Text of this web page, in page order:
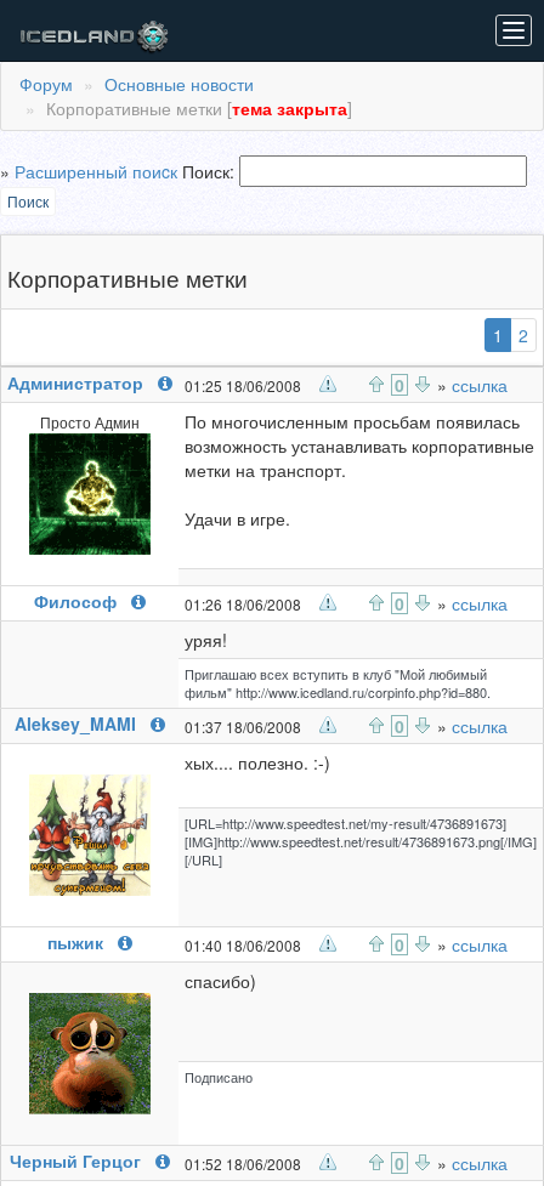
Форум
Основные новости
Корпоративные метки [тема закрыта]
» Расширенный поиcк Поиск:
Поиск
Корпоративные метки
1
2
Администратор
01:25 18/06/2008 0 » ссылка
Просто Админ
По многочисленным просьбам появилась
возможность устанавливать корпоративные
метки на транспорт.
Удачи в игре.
Философ 01:26 18/06/2008 0 » ссылка
уряя!
Приглашаю всех вступить в клуб "Мой любимый
фильм" http://www.icedland.ru/corpinfo.php?id=880.
Aleksey_MAMI 01:37 18/06/2008 0 » ссылка
хых.... полезно. :-)
[URL=http://www.speedtest.net/my-result/4736891673]
[IMG]http://www.speedtest.net/result/4736891673.png[/IMG]
[/URL]
пыжик 01:40 18/06/2008 0 » ссылка
спасибо)
Подписано
Черный Герцог 01:52 18/06/2008 0 » ссылка